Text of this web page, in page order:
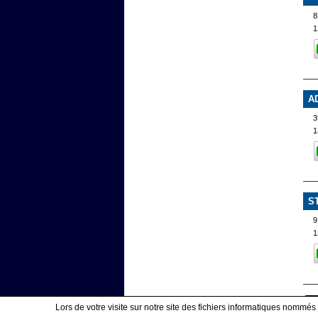
Lors de votre visite sur notre site des fichiers informatiques